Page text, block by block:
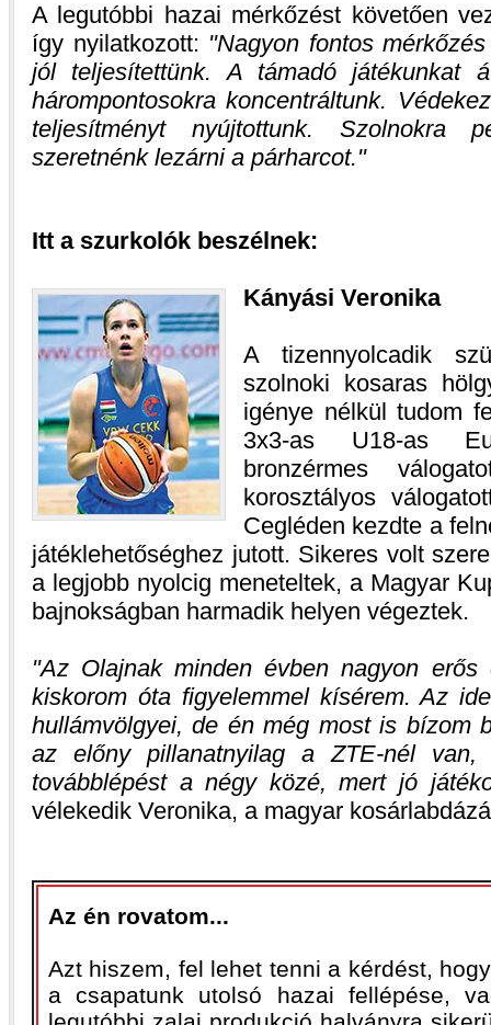
A legutóbbi hazai mérkőzést követően
így nyilatkozott:
Nagyon fontos
jól teljesítettünk. A támadó játékunkat
hárompontosokra koncentráltunk.
teljesítményt nyújtottunk. Szolnokra
szeretnénk lezárni a párharcot.
Itt a szurkolók beszélnek:
Kányási Veronika
A tizennyolcadik
szolnoki kosaras
igénye nélkül tudom
3x3-as U18-as
bronzérmes
korosztályos
Cegléden kezdte a
játéklehetőséghez jutott. Sikeres volt
a legjobb nyolcig meneteltek, a Magyar
bajnokságban harmadik helyen végeztek.
Az Olajnak minden évben nagyon erős
kiskorom óta figyelemmel kísérem. Az
hullámvölgyei, de én még most is bízom
az előny pillanatnyilag a ZTE-nél
továbblépést a négy közé, mert jó
vélekedik Veronika, a magyar
Az én rovatom...
Azt hiszem, fel lehet tenni a kérdést,
a csapatunk utolsó hazai fellépése,